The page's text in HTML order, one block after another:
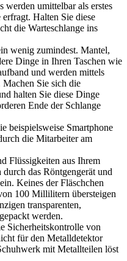
werden umittelbar als erstes
Halten Sie diese
die Warteschlange ins
wenig zumindest. Mantel,
Dinge in Ihren Taschen wie
und werden mittels
Machen Sie sich die
halten Sie diese Dinge
Ende der Schlange
beispielsweise Smartphone
die Mitarbeiter am
Flüssigkeiten aus Ihrem
das Röntgengerät und
Keines der Fläschchen
100 Millilitern übersteigen
transparenten,
werden.
Sicherheitskontrolle von
für den Metalldetektor
mit Metallteilen löst